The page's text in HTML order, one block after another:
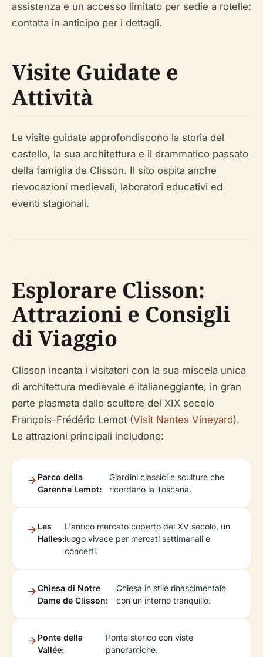
assistenza e un accesso limitato per sedie a rotelle:
contatta in anticipo per i dettagli.
Visite Guidate e
Attività
Le visite guidate approfondiscono la storia del
castello, la sua architettura e il drammatico passato
della famiglia de Clisson. Il sito ospita anche
rievocazioni medievali, laboratori educativi ed
eventi stagionali.
Esplorare Clisson:
Attrazioni e Consigli
di Viaggio
Clisson incanta i visitatori con la sua miscela unica
di architettura medievale e italianeggiante, in gran
parte plasmata dallo scultore del XIX secolo
François-Frédéric Lemot (Visit Nantes Vineyard).
Le attrazioni principali includono:
Parco della
Garenne Lemot:
Giardini classici e sculture che
ricordano la Toscana.
Les
Halles:
L'antico mercato coperto del XV secolo, un
luogo vivace per mercati settimanali e
concerti.
Chiesa di Notre
Dame de Clisson:
Chiesa in stile rinascimentale
con un interno tranquillo.
Ponte della
Vallée:
Ponte storico con viste
panoramiche.